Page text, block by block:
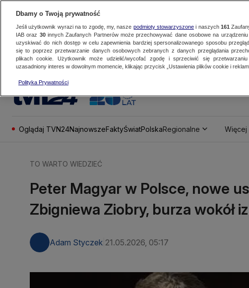
Oglądaj TVN24NajnowszeFaktyŚwiatPolskaRegionalne Więcej
TO WARTO WIEDZIEĆ
Peter Magyar w Polsce, nowe
Zbigniewa Ziobry, burza wokół
Adam Styczek 21.05.2026, 05:17
Dbamy o Twoją prywatność
Jeśli użytkownik wyrazi na to zgodę, my, nasze podmioty stowarzyszonei naszych 161
IAB oraz 30innych Zaufanych Partnerów może przechowywać dane osobowe na
uzyskiwać do nich dostęp w celu zapewnienia bardziej spersonalizowanego sposobu
się to poprzez przetwarzanie danych osobowych zebranych z danych przeglądania
plikach cookie. Użytkownik może udzielić/wycofać zgodę i sprzeciwić się
uzasadniony interes w dowolnym momencie, klikając przycisk „Ustawienia plików cookie i
Polityka Prywatności